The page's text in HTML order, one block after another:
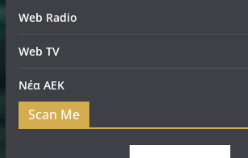
Web Radio
Web TV
Νέα ΑΕΚ
Scan Me